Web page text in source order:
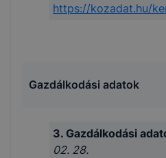
https://kozadat.hu/
Gazdálkodási adatok
3. Gazdálkodási
02. 28.